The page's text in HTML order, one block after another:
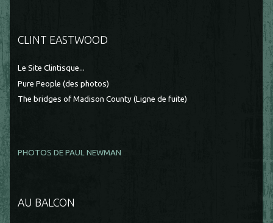
CLINT EASTWOOD
Le Site Clintisque...
Pure People (des photos)
The bridges of Madison County (Ligne de fuite)
PHOTOS DE PAUL NEWMAN
AU BALCON